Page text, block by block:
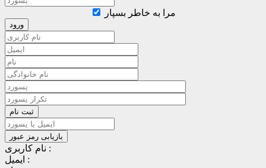
مرا به خاطر بسپار
نام کاربری :
ایمیل :